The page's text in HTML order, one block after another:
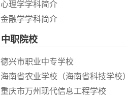
心理学学科简介
金融学学科简介
中职院校
德兴市职业中专学校
海南省农业学校（海南省科技学校）
重庆市万州现代信息工程学校